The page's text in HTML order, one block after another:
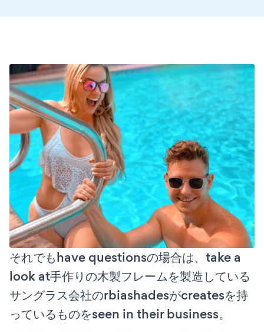
それでもhave questionsの場合は、take a
look at手作りの木製フレームを製造している
サングラス会社のrbiashadesがcreatesを持
っているものをseen in their business。